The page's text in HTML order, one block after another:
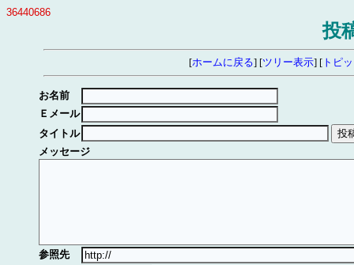
36440686
投
[ホームに戻る] [ツリー表示] [トピ
お名前
Ｅメール
タイトル
メッセージ
参照先